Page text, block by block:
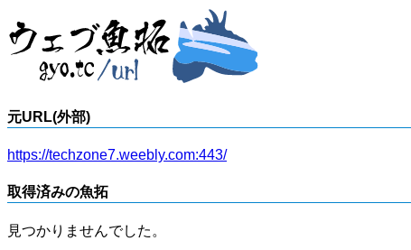
元URL(外部)
https://techzone7.weebly.com:443/
取得済みの魚拓
見つかりませんでした。